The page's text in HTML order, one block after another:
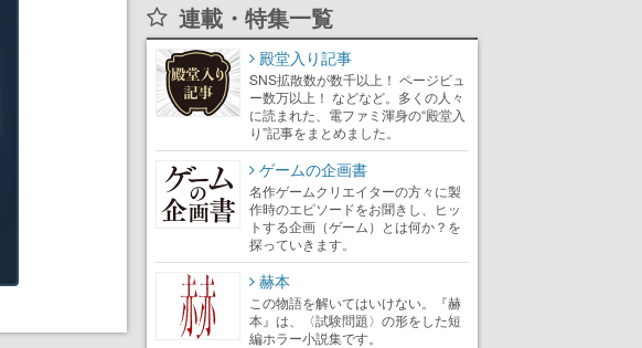
連載・特集一覧
殿堂入り記事
SNS拡散数が数千以上！ ページビュ
ー数万以上！ などなど。多くの人々
に読まれた、電ファミ渾身の“殿堂入
り”記事をまとめました。
ゲームの企画書
名作ゲームクリエイターの方々に製
作時のエピソードをお聞きし、ヒッ
トする企画（ゲーム）とは何か？を
探っていきます。
赫本
この物語を解いてはいけない。『赫
本』は、〈試験問題〉の形をした短
編ホラー小説集です。